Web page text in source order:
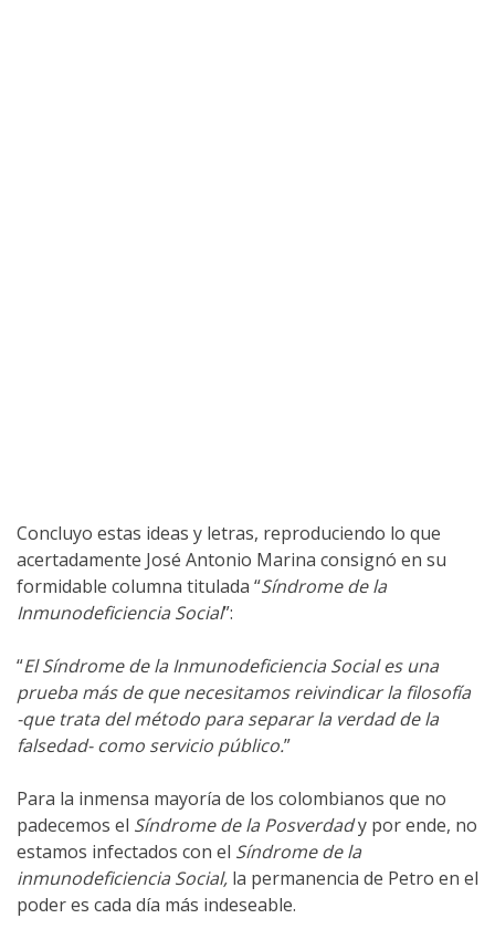
Concluyo estas ideas y letras, reproduciendo lo que
acertadamente José Antonio Marina consignó en su
formidable columna titulada “Síndrome de la
Inmunodeficiencia Social”:
“El Síndrome de la Inmunodeficiencia Social es una
prueba más de que necesitamos reivindicar la filosofía
-que trata del método para separar la verdad de la
falsedad- como servicio público.”
Para la inmensa mayoría de los colombianos que no
padecemos el Síndrome de la Posverdady por ende, no
estamos infectados con el Síndromede la
inmunodeficiencia Social, la permanencia de Petro en el
poder es cada día más indeseable.